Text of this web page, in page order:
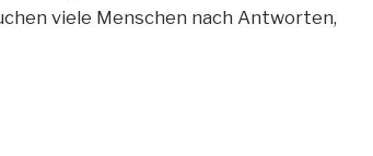
viele Menschen nach Antworten,